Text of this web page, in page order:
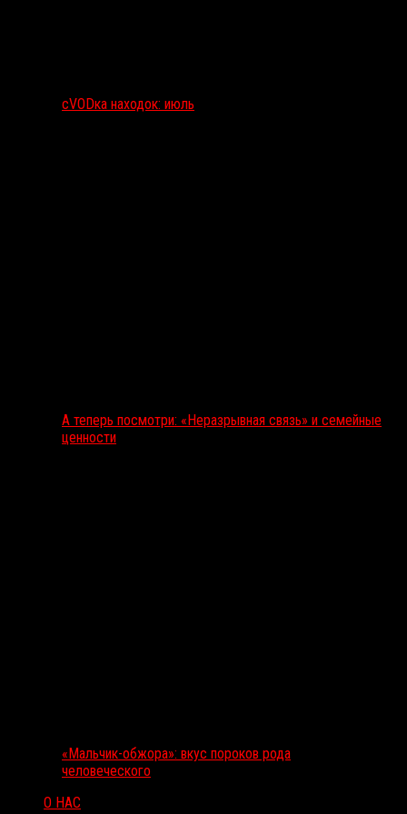
сVODка находок: июль
А теперь посмотри: «Неразрывная связь» и семейные
ценности
«Мальчик-обжора»: вкус пороков рода
человеческого
О НАС